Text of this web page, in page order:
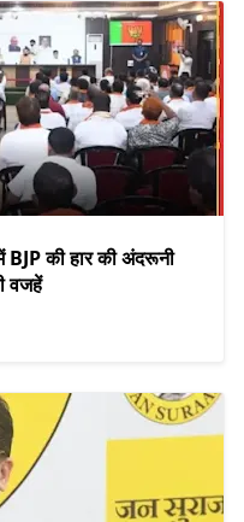
की हार की अंदरूनी
वजहें